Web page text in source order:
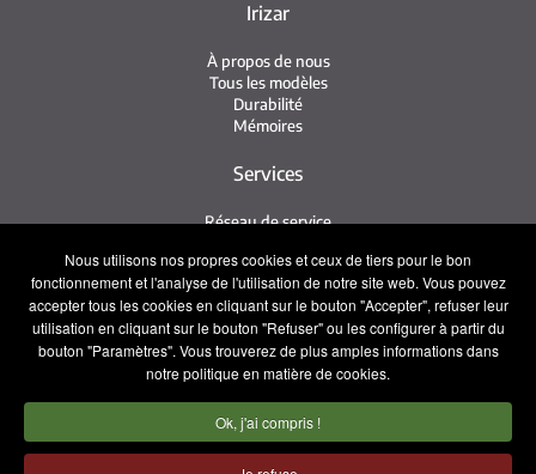
Nous utilisons nos propres cookies et ceux de tiers pour le bon
fonctionnement et l'analyse de l'utilisation de notre site web. Vous pouvez
accepter tous les cookies en cliquant sur le bouton "Accepter", refuser leur
utilisation en cliquant sur le bouton "Refuser" ou les configurer à partir du
bouton "Paramètres". Vous trouverez de plus amples informations dans
notre politique en matière de cookies.
Ok, j'ai compris !
Irizar
À propos de nous
Tous les modèles
Durabilité
Mémoires
Services
Réseau de service
iService
Usés
Contact
Presse
Contact
Travaillez avec nous
Équipe commerciale